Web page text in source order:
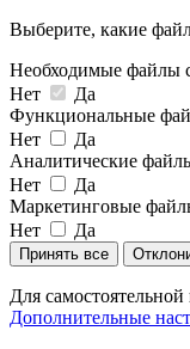
Выберите, какие
Необходимые файлы
Нет
Да
Функциональные
Нет
Да
Аналитические
Нет
Да
Маркетинговые
Нет
Да
Принять все
Для
Дополнительные